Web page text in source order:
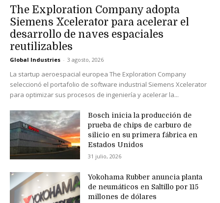
The Exploration Company adopta
Siemens Xcelerator para acelerar el
desarrollo de naves espaciales
reutilizables
Global Industries - 3 agosto, 2026
La startup aeroespacial europea The Exploration Company
seleccionó el portafolio de software industrial Siemens Xcelerator
para optimizar sus procesos de ingeniería y acelerar la...
Bosch inicia la producción de
prueba de chips de carburo de
silicio en su primera fábrica en
Estados Unidos
31 julio, 2026
Yokohama Rubber anuncia planta
de neumáticos en Saltillo por 115
millones de dólares